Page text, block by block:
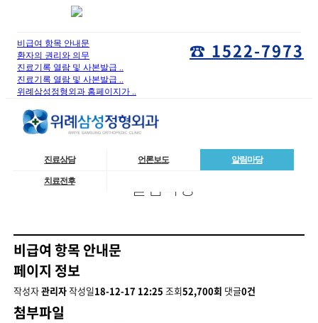
비급여 항목 안내문
환자의 권리와 의무
진료기록 열람 및 사본발급 ..
진료기록 열람 및 사본발급 ..
위례삼성정형외과 홈페이지가 ..
☎ 1522-7973
진료상담 언론보도 알림마당
치료전후 알림마당
비급여 항목 안내문
페이지 정보
작성자관리자 작성일18-12-17 12:25 조회52,700회 댓글0건
첨부파일